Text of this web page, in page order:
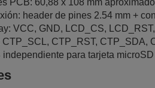
PCB: 60,88 x 108 mm
header de pines 2.54 mm +
VCC, GND, LCD_CS,
CTP_SCL, CTP_RST, CTP_SDA,
independiente para tarjeta microSD